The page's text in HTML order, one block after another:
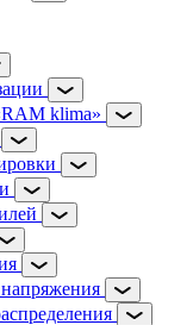
klima»